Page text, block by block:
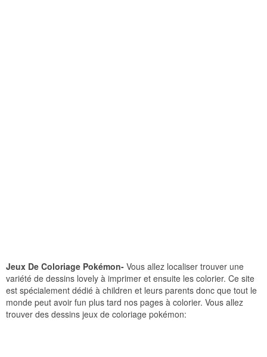
Jeux De Coloriage Pokémon- Vous allez localiser trouver une
variété de dessins lovely à imprimer et ensuite les colorier. Ce site
est spécialement dédié à children et leurs parents donc que tout le
monde peut avoir fun plus tard nos pages à colorier. Vous allez
trouver des dessins jeux de coloriage pokémon: